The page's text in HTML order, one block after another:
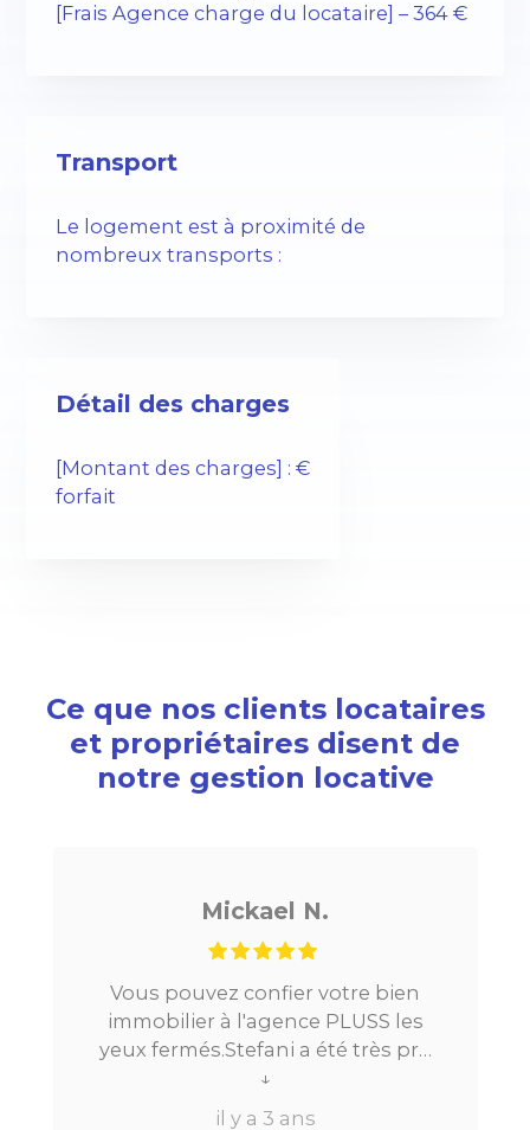
[Frais Agence charge du locataire] – 364 €
Transport
Le logement est à proximité de
nombreux transports :
Détail des charges
[Montant des charges] : €
forfait
Ce que nos clients locataires
et propriétaires disent de
notre gestion locative
votre bien
PLUSS les
a été très pro
Je cherchais un
Paris, tout s’est très bien
la mise en relation